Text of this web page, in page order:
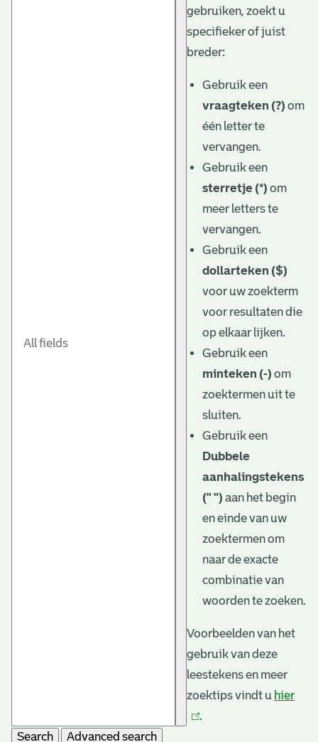
gebruiken, zoekt u
specifieker of juist
breder:
Gebruik een
vraagteken (?) om
één letter te
vervangen.
Gebruik een
sterretje (*) om
meer letters te
vervangen.
Gebruik een
dollarteken ($)
voor uw zoekterm
voor resultaten die
op elkaar lijken.
Gebruik een
minteken (-) om
zoektermen uit te
sluiten.
Gebruik een
Dubbele
aanhalingstekens
(" ") aan het begin
en einde van uw
zoektermen om
naar de exacte
combinatie van
woorden te zoeken.
Voorbeelden van het
gebruik van deze
leestekens en meer
zoektips vindt u hier
.
Search
Advanced search